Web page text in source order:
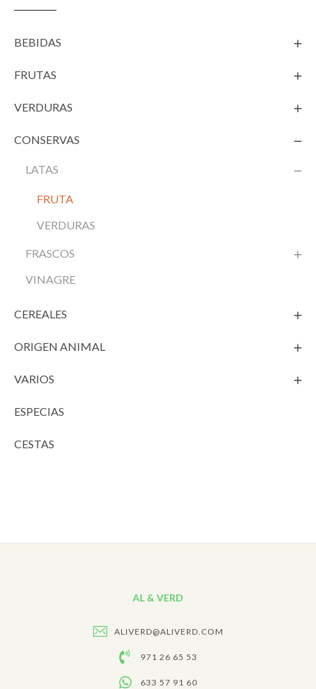
BEBIDAS
FRUTAS
VERDURAS
CONSERVAS
LATAS
FRUTA
VERDURAS
FRASCOS
VINAGRE
CEREALES
ORIGEN ANIMAL
VARIOS
ESPECIAS
CESTAS
AL & VERD
ALIVERD@ALIVERD.COM
971 26 65 53
633 57 91 60